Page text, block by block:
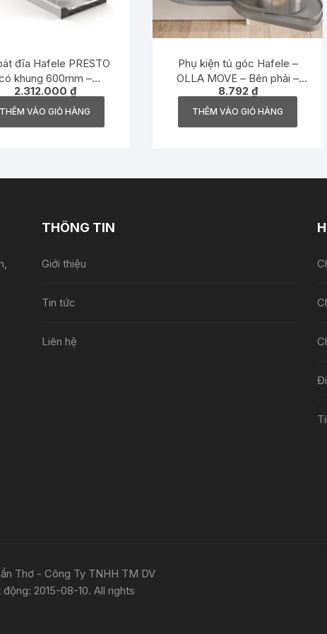
đĩa Hafele PRESTO
khung 600mm –
544.40.003
2.312.000 ₫
THÊM VÀO GIỎ HÀNG
Phụ kiện tủ góc Hafele –
OLLA MOVE – Bên phải –
541.01.804
8.792 ₫
THÊM VÀO GIỎ HÀNG
THÔNG TIN
Giới thiệu
Tin tức
Liên hệ
Thơ - Công Ty TNHH TM DV
2015-08-10. All rights